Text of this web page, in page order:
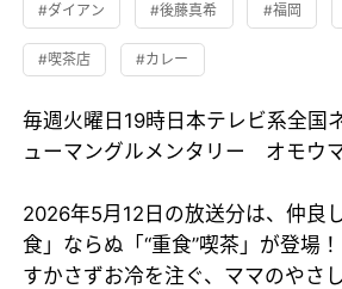
#ダイアン #後藤真希 #福岡
#喫茶店 #カレー
毎週火曜日19時日本テレビ系全国
ューマングルメンタリー オモウマ
2026年5月12日の放送分は、仲良
食」ならぬ「“重食”喫茶」が登場
すかさずお冷を注ぐ、ママのやさ